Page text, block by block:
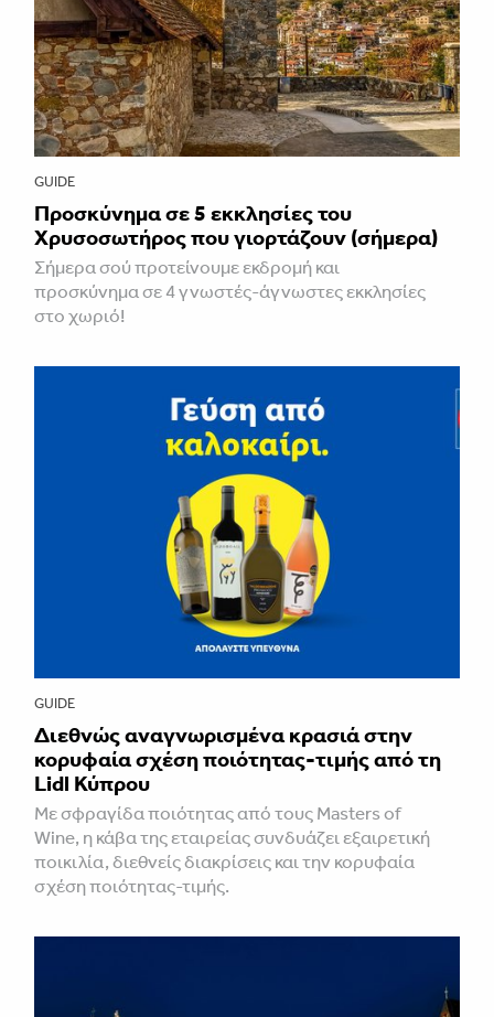
GUIDE
Προσκύνημα σε 5 εκκλησίες του
Χρυσοσωτήρος που γιορτάζουν (σήμερα)
Σήμερα σού προτείνουμε εκδρομή και
προσκύνημα σε 4 γνωστές-άγνωστες εκκλησίες
στο χωριό!
GUIDE
Διεθνώς αναγνωρισμένα κρασιά στην
κορυφαία σχέση ποιότητας-τιμής από τη
Lidl Κύπρου
Με σφραγίδα ποιότητας από τους Masters of
Wine, η κάβα της εταιρείας συνδυάζει εξαιρετική
ποικιλία, διεθνείς διακρίσεις και την κορυφαία
σχέση ποιότητας-τιμής.